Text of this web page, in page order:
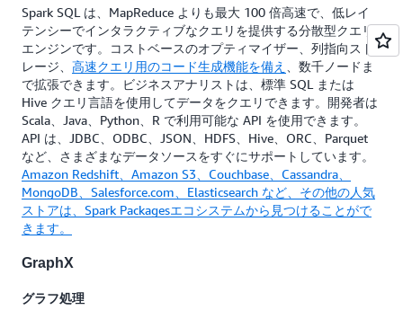
Spark SQL は、MapReduce よりも最大 100 倍高速で、低レイ
テンシーでインタラクティブなクエリを提供する分散型クエリ
エンジンです。コストベースのオプティマイザー、列指向スト
レージ、 高速クエリ用のコード生成機能を備え
、数千ノードま
で拡張できます。ビジネスアナリストは、標準 SQL または
Hive クエリ言語を使用してデータをクエリできます。開発者は
Scala、Java、Python、R で利用可能な API を使用できます。
API は、JDBC、ODBC、JSON、HDFS、Hive、ORC、Parquet
など、さまざまなデータソースをすぐにサポートしています。
Amazon Redshift、Amazon S3、Couchbase、Cassandra、
MongoDB、Salesforce.com、Elasticsearch など、その他の人気
ストアは、Spark Packagesエコシステムから見つけることがで
きます。
GraphX
グラフ処理